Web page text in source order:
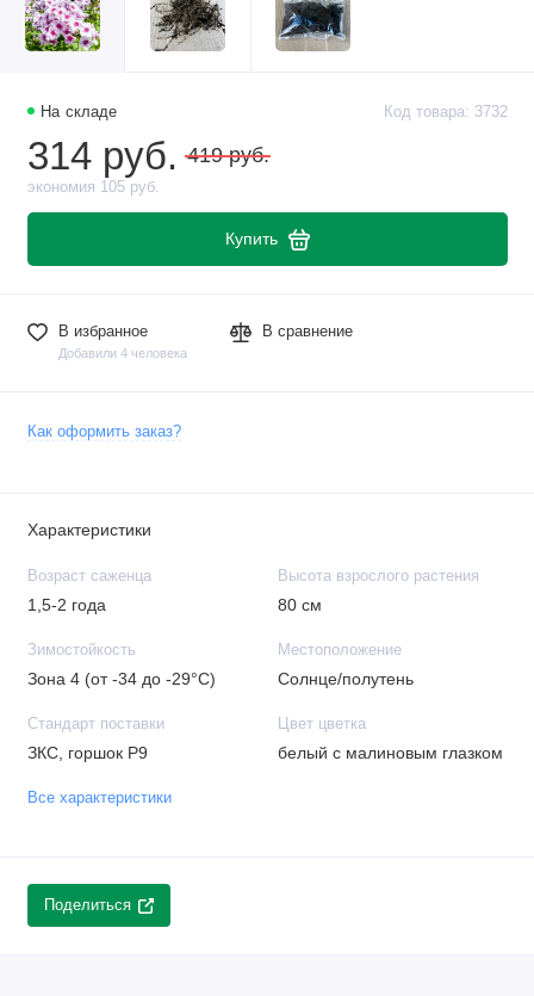
На складе Код товара: 3732
314 руб. 419 руб.
экономия 105 руб.
Купить
В избранное
Добавили 4 человека
В сравнение
Как оформить заказ?
Характеристики
Возраст саженца
1,5-2 года
Высота взрослого растения
80 см
Зимостойкость
Зона 4 (от -34 до -29°C)
Местоположение
Солнце/полутень
Стандарт поставки
ЗКС, горшок Р9
Цвет цветка
белый с малиновым глазком
Все характеристики
Поделиться